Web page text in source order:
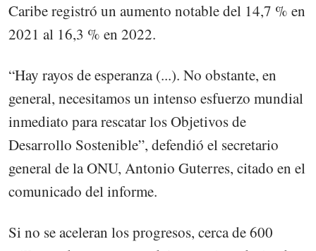
Caribe registró un aumento notable del 14,7 % en
2021 al 16,3 % en 2022.
“Hay rayos de esperanza (...). No obstante, en
general, necesitamos un intenso esfuerzo mundial
inmediato para rescatar los Objetivos de
Desarrollo Sostenible”, defendió el secretario
general de la ONU, Antonio Guterres, citado en el
comunicado del informe.
Si no se aceleran los progresos, cerca de 600